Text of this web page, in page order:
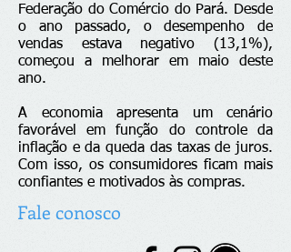
Federação do Comércio do Pará. Desde
o ano passado, o desempenho de
vendas estava negativo (13,1%),
começou a melhorar em maio deste
ano.
A economia apresenta um cenário
favorável em função do controle da
inflação e da queda das taxas de juros.
Com isso, os consumidores ficam mais
confiantes e motivados às compras.
Fale conosco